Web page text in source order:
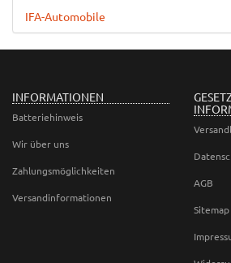
IFA-Automobile
INFORMATIONEN
Batteriehinweis
Wir über uns
Zahlungsmöglichkeiten
Versandinformationen
AGB
Sitemap